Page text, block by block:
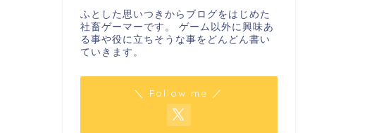
ふとした思いつきからブログをはじめた
社畜ゲーマーです。 ゲーム以外に興味あ
る事や役に立ちそうな事をどんどん書い
ていきます。
＼ Follow me ／